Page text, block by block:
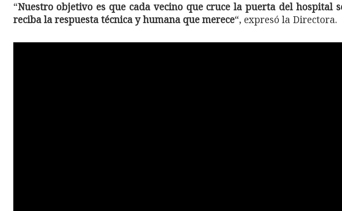
“Nuestro objetivo es que cada vecino que cruce la puerta del hospital
reciba la respuesta técnica y humana que merece“, expresó la Directora.